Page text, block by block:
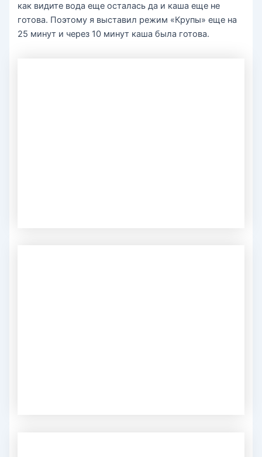
как видите вода еще осталась да и каша еще не
готова. Поэтому я выставил режим «Крупы» еще на
25 минут и через 10 минут каша была готова.